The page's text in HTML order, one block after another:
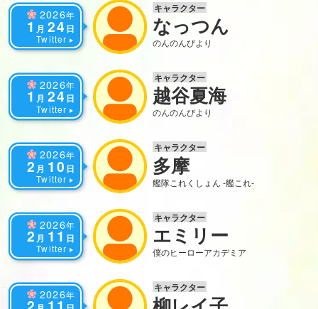
2026年
1 月 24 日
Twitter
キャラクター
なっつん
のんのんびより
2026年
1 月 24 日
Twitter
キャラクター
越谷夏海
のんのんびより
2026年
2月 10 日
Twitter
キャラクター
多摩
艦隊これくしょん -艦これ-
2026年
2 月 11 日
Twitter
キャラクター
エミリー
僕のヒーローアカデミア
2026年
キャラクター